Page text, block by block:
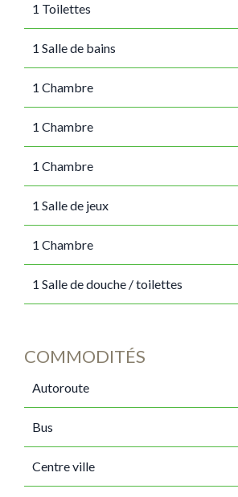
1 Toilettes
1 Salle de bains
1 Chambre
1 Chambre
1 Chambre
1 Salle de jeux
1 Chambre
1 Salle de douche / toilettes
COMMODITÉS
Autoroute
Bus
Centre ville